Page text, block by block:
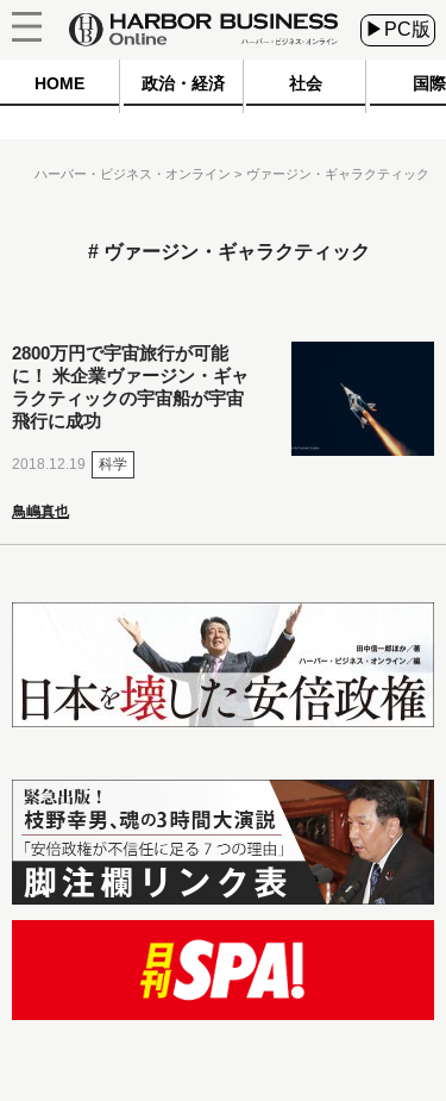
▶PC版
HOME 政治・経済 社会 国際
ハーバー・ビジネス・オンライン ヴァージン・ギャラクティック
ヴァージン・ギャラクティック
2800万円で宇宙旅行が可能
に！ 米企業ヴァージン・ギャ
ラクティックの宇宙船が宇宙
飛行に成功
2018.12.19 科学
鳥嶋真也